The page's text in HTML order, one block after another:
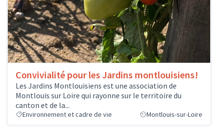
Convivialité pour les Jardins montlouisiens!
Les Jardins Montlouisiens est une association de
Montlouis sur Loire qui rayonne sur le territoire du
canton et de la...
Environnement et cadre de vie Montlouis-sur-Loire